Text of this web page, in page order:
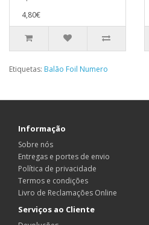
4,80€
Etiquetas: Balão Foil Numero
Informação
Sobre nós
Entregas e portes de envio
Política de privacidade
Termos e condições
Livro de Reclamações Online
Serviços ao Cliente